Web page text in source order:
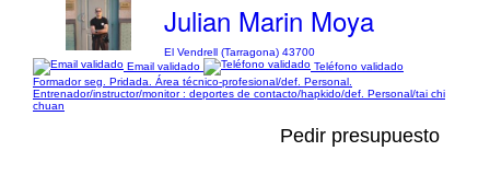
Julian Marin Moya
El Vendrell (Tarragona) 43700
Email validado
Teléfono validado
Formador seg. Pridada. Área técnico-profesional/def. Personal.
Entrenador/instructor/monitor : deportes de contacto/hapkido/def. Personal/tai chi
chuan
Pedir presupuesto